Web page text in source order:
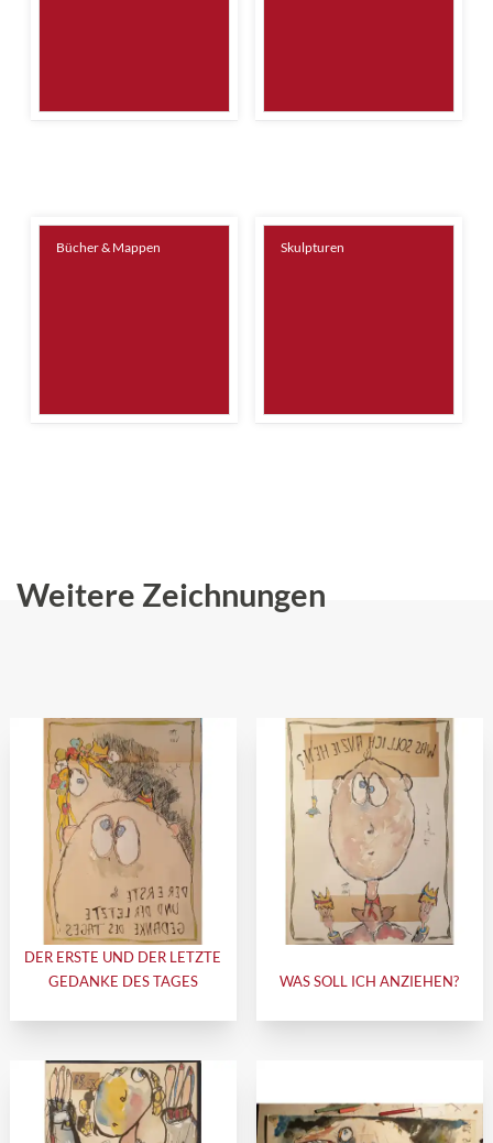
Bücher & Mappen Skulpturen
Weitere Zeichnungen
DER ERSTE UND DER LETZTE
GEDANKE DES TAGES
WAS SOLL ICH ANZIEHEN?